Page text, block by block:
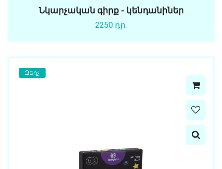
Նկարչական գիրք - կենդանիներ
2250 դր.
Զեղչ